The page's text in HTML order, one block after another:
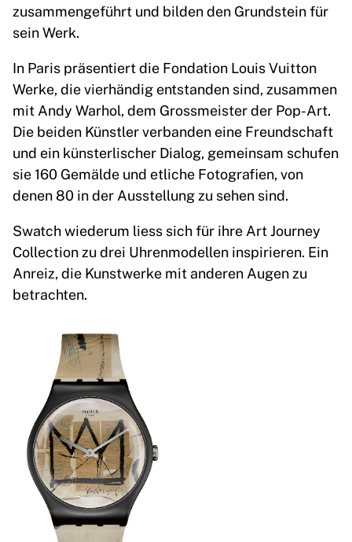
zusammengeführt und bilden den Grundstein für
sein Werk.
In Paris präsentiert die Fondation Louis Vuitton
Werke, die vierhändig entstanden sind, zusammen
mit Andy Warhol, dem Grossmeister der Pop-Art.
Die beiden Künstler verbanden eine Freundschaft
und ein künsterlischer Dialog, gemeinsam schufen
sie 160 Gemälde und etliche Fotografien, von
denen 80 in der Ausstellung zu sehen sind.
Swatch wiederum liess sich für ihre Art Journey
Collection zu drei Uhrenmodellen inspirieren. Ein
Anreiz, die Kunstwerke mit anderen Augen zu
betrachten.